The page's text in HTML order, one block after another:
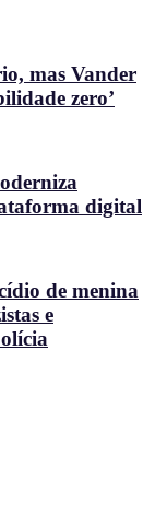
mas Vander
zero’
digital
de menina
e